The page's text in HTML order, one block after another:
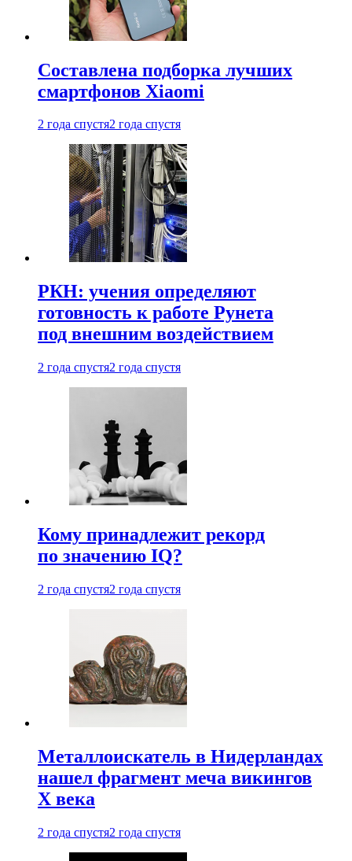
Составлена подборка лучших
смартфонов Xiaomi
2 года спустя2 года спустя
РКН: учения определяют
готовность к работе Рунета
под внешним воздействием
2 года спустя2 года спустя
Кому принадлежит рекорд
по значению IQ?
2 года спустя2 года спустя
Металлоискатель в Нидерландах
нашел фрагмент меча викингов
X века
2 года спустя2 года спустя